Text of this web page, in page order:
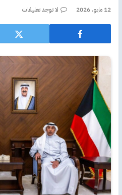
12 مايو، 2026 لا توجد تعليقات